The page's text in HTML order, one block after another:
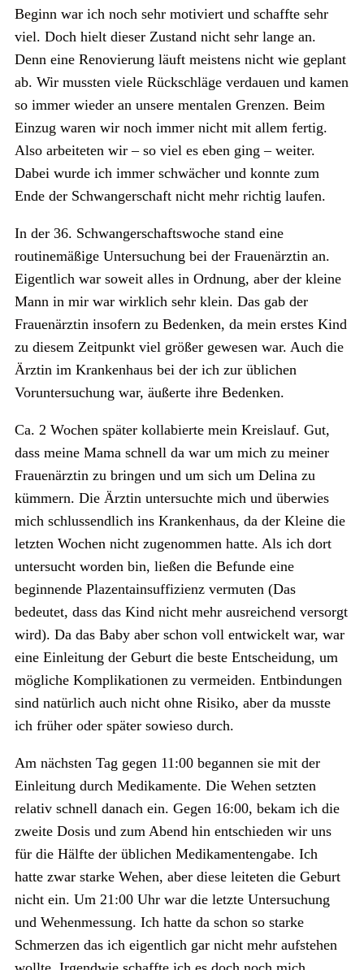
Beginn war ich noch sehr motiviert und schaffte sehr
viel. Doch hielt dieser Zustand nicht sehr lange an.
Denn eine Renovierung läuft meistens nicht wie geplant
ab. Wir mussten viele Rückschläge verdauen und kamen
so immer wieder an unsere mentalen Grenzen. Beim
Einzug waren wir noch immer nicht mit allem fertig.
Also arbeiteten wir – so viel es eben ging – weiter.
Dabei wurde ich immer schwächer und konnte zum
Ende der Schwangerschaft nicht mehr richtig laufen.
In der 36. Schwangerschaftswoche stand eine
routinemäßige Untersuchung bei der Frauenärztin an.
Eigentlich war soweit alles in Ordnung, aber der kleine
Mann in mir war wirklich sehr klein. Das gab der
Frauenärztin insofern zu Bedenken, da mein erstes Kind
zu diesem Zeitpunkt viel größer gewesen war. Auch die
Ärztin im Krankenhaus bei der ich zur üblichen
Voruntersuchung war, äußerte ihre Bedenken.
Ca. 2 Wochen später kollabierte mein Kreislauf. Gut,
dass meine Mama schnell da war um mich zu meiner
Frauenärztin zu bringen und um sich um Delina zu
kümmern. Die Ärztin untersuchte mich und überwies
mich schlussendlich ins Krankenhaus, da der Kleine die
letzten Wochen nicht zugenommen hatte. Als ich dort
untersucht worden bin, ließen die Befunde eine
beginnende Plazentainsuffizienz vermuten (Das
bedeutet, dass das Kind nicht mehr ausreichend versorgt
wird). Da das Baby aber schon voll entwickelt war, war
eine Einleitung der Geburt die beste Entscheidung, um
mögliche Komplikationen zu vermeiden. Entbindungen
sind natürlich auch nicht ohne Risiko, aber da musste
ich früher oder später sowieso durch.
Am nächsten Tag gegen 11:00 begannen sie mit der
Einleitung durch Medikamente. Die Wehen setzten
relativ schnell danach ein. Gegen 16:00, bekam ich die
zweite Dosis und zum Abend hin entschieden wir uns
für die Hälfte der üblichen Medikamentengabe. Ich
hatte zwar starke Wehen, aber diese leiteten die Geburt
nicht ein. Um 21:00 Uhr war die letzte Untersuchung
und Wehenmessung. Ich hatte da schon so starke
Schmerzen das ich eigentlich gar nicht mehr aufstehen